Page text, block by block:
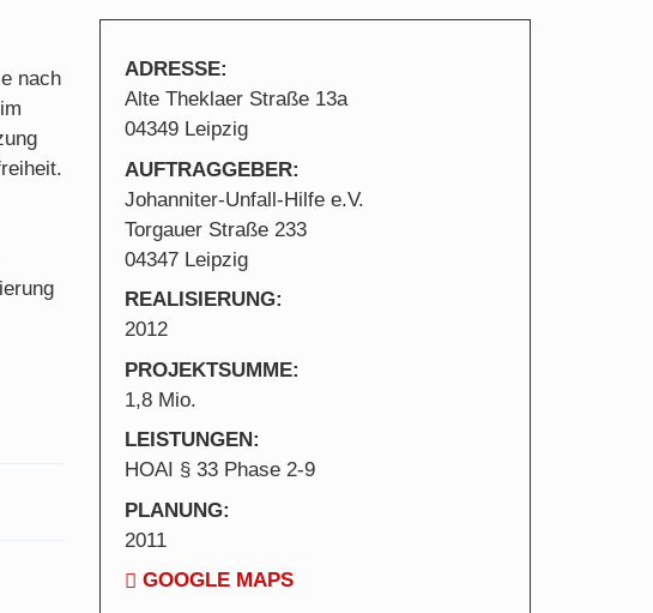
nach
ADRESSE:
Alte Theklaer Straße 13a
04349 Leipzig
AUFTRAGGEBER:
Johanniter-Unfall-Hilfe e.V.
Torgauer Straße 233
04347 Leipzig
REALISIERUNG:
2012
PROJEKTSUMME:
1,8 Mio.
LEISTUNGEN:
HOAI § 33 Phase 2-9
PLANUNG:
2011
GOOGLE MAPS